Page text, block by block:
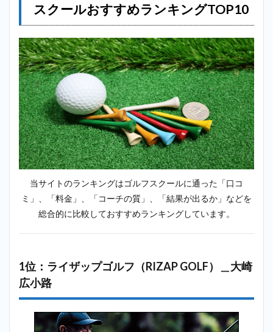
サン
リゴ
ルフ
＿大
崎広
小路
2.3
3
位：チキ
ンゴルフ
（Chicken
Golf）＿
大崎広小
路
4位：
ゴルフテック
（GOLFTEC）
ァーズアカ
GOLFERS
ACADEMY）
＿大崎広小
スクールおすすめランキングTOP10
当サイトのランキングはゴルフスクールに通った「口コ
ミ」、「料金」、「コーチの質」、「結果が出るか」などを
総合的に比較しておすすめランキングしています。
1位：ライザップゴルフ（RIZAP GOLF）＿大崎
広小路